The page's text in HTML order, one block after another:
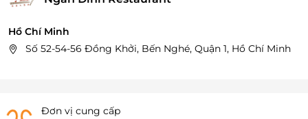
Hồ Chí Minh
Số 52-54-56 Đồng Khởi, Bến Nghé, Quận 1, Hồ Chí Minh
Đơn vị cung cấp